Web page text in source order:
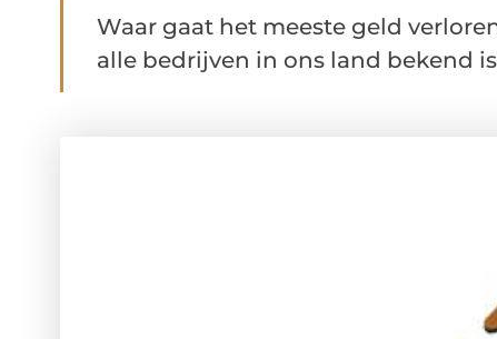
Waar gaat het meeste geld
alle bedrijven in ons land bekend